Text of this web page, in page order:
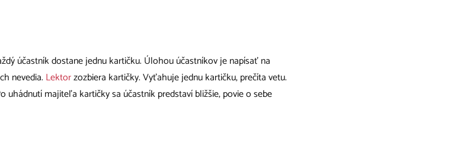
účastník dostane jednu kartičku. Úlohou účastníkov je napísať na
nevedia. Lektorzozbiera kartičky. Vyťahuje jednu kartičku, prečíta vetu.
uhádnutí majiteľa kartičky sa účastník predstaví bližšie, povie o sebe